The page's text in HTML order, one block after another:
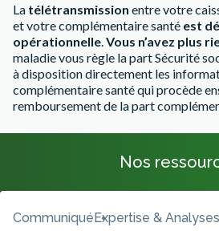
La télétransmission entre votre
et votre complémentaire santé est
opérationnelle Vous n’avez plus
maladie vous règle la part Sécurité
à disposition directement les
complémentaire santé qui procède
remboursement de la part
Nos
CommuniquéExpertise &